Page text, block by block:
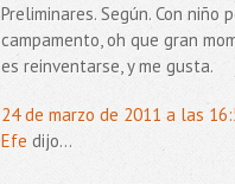
Preliminares. Según. Con
campamento, oh que gran
es reinventarse, y me gusta.
24 de marzo de 2011 a las
Efe dijo...